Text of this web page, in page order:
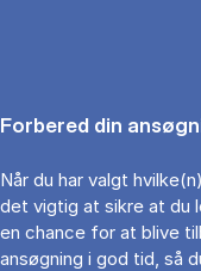
Forbered din
Når du har valgt
det vigtig at sikre at du
en chance for at blive
ansøgning i god tid, så